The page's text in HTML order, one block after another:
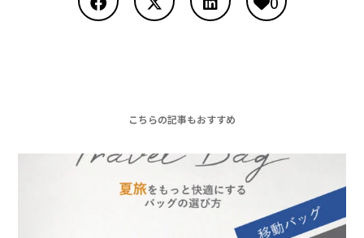
こちらの記事もおすすめ